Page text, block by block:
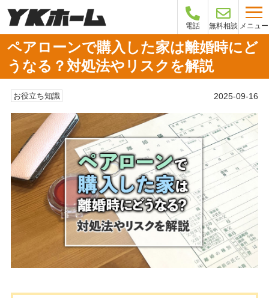
電話 無料相談 メニュー
ペアローンで購入した家は離婚時にど
うなる？対処法やリスクを解説
お役立ち知識 2025-09-16